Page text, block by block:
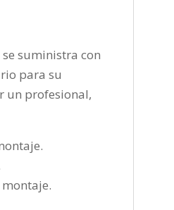
se suministra con
para su
un profesional,